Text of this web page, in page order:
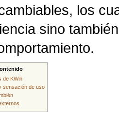
los
sino
de KWin
sensación de uso